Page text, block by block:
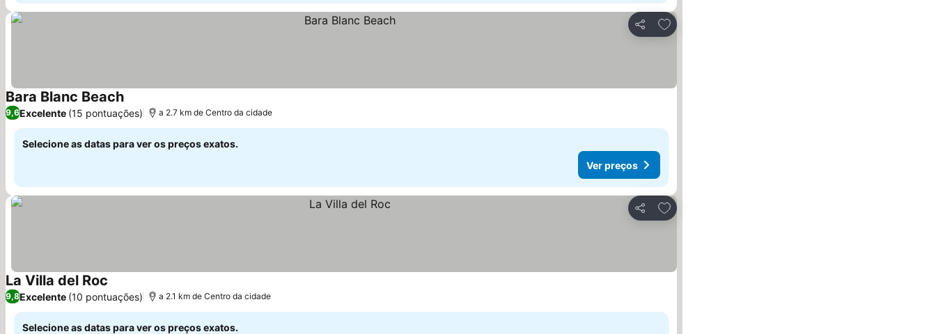
Partilhar
Adicionar aos favoritos
Bara Blanc BeachVer preços
9,6Excelente (15 pontuações) a 2.7 km de Centro da cidade
Selecione as datas para ver os preços exatos.
Ver preços
Partilhar
Adicionar aos favoritos
La Villa del Roc Ver preços
9,8Excelente (10 pontuações) a 2.1 km de Centro da cidade
Selecione as datas para ver os preços exatos.